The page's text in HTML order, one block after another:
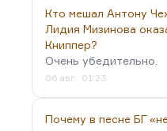
общественного
звучит,…
Кто мешал Антону
Лидия Мизинова
Книппер?
Очень убедительно.
06 авг., 01:23
Почему в песне БГ